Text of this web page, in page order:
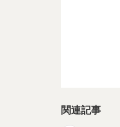
関連記事